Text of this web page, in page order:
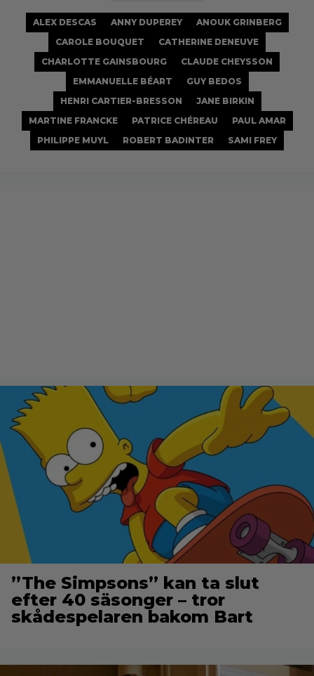
ALEX DESCAS ANNY DUPEREY
ANOUK GRINBERG
CAROLE BOUQUET
CATHERINE DENEUVE
CHARLOTTE GAINSBOURG
CLAUDE CHEYSSON
EMMANUELLE BÉART
GUY BEDOS
HENRI CARTIER-BRESSON
JANE BIRKIN
MARTINE FRANCKE
PATRICE CHÉREAU
PAUL AMAR
PHILIPPE MUYL
ROBERT BADINTER SAMI FREY
”The Simpsons” kan ta slut
efter 40 säsonger – tror
skådespelaren bakom Bart